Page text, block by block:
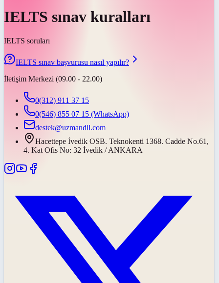
IELTS sınav kuralları
IELTS soruları
IELTS sınav başvurusu nasıl yapılır?
İletişim Merkezi (09.00 - 22.00)
0(312) 911 37 15
0(546) 855 07 15 (WhatsApp)
destek@uzmandil.com
Hacettepe İvedik OSB. Teknokenti 1368. Cadde No.61,
4. Kat Ofis No: 32 İvedik / ANKARA